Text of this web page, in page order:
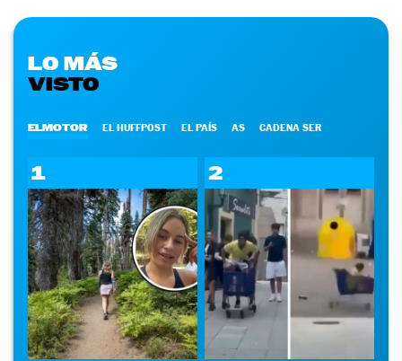
LO MÁS
VISTO
ELMOTOR EL HUFFPOST EL PAÍS AS CADENA SER
1 2